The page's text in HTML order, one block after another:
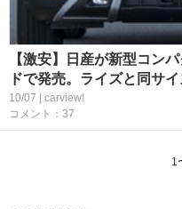
【激安】日産が新型コン
ドで発売。ライズと同サ
10/07 | carview!
コメント：37
1